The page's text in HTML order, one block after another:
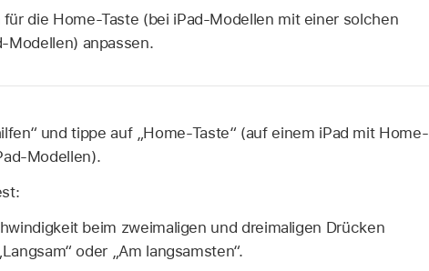
die Home-Taste (bei iPad-Modellen mit einer solchen
Modellen) anpassen.
und tippe auf „Home-Taste“ (auf einem iPad mit Home-
Modellen).
beim zweimaligen und dreimaligen Drücken
oder „Am langsamsten“.